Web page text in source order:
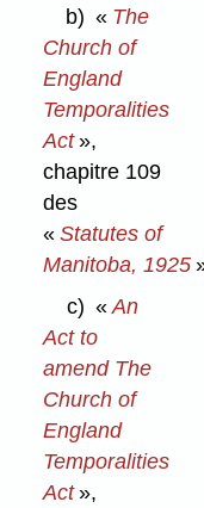
b) « The
Church of
England
Temporalities
Act»,
chapitre 109
des
« Statutes of
Manitoba, 1925
c) «An
Act to
amend The
Church of
England
Temporalities
Act»,